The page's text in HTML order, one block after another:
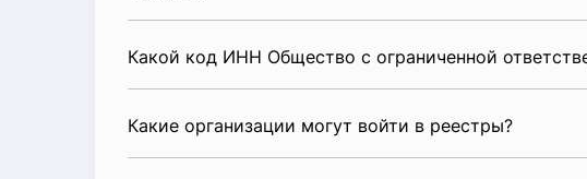
Какой код ИНН Общество с ограниченной
Какие организации могут войти в реестры?